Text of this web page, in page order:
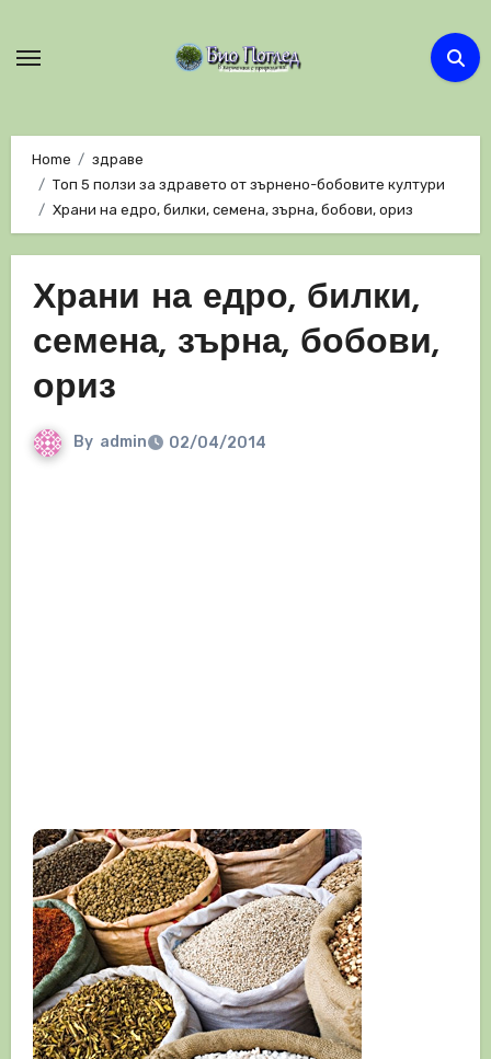
Home
здраве
Топ 5 ползи за здравето от зърнено-бобовите култури
Храни на едро, билки, семена, зърна, бобови, ориз
Храни на едро, билки,
семена, зърна, бобови,
ориз
By admin 02/04/2014